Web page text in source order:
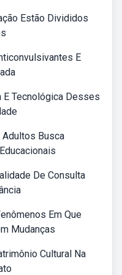
Estão Divididos
E
E Tecnológica Desses
Adultos Busca
De Consulta
Em Que
Mudanças
Cultural Na